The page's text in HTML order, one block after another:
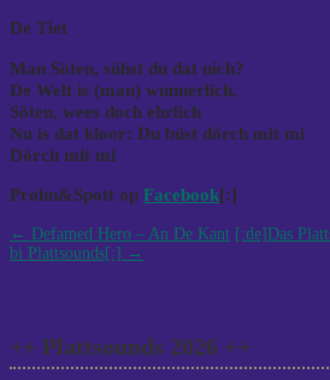
De Tiet
Man Söten, sühst du dat nich?
De Welt is (man) wunnerlich.
Söten, wees doch ehrlich
Nu is dat kloor: Du büst dörch mit mi
Dörch mit mi
Prohn&Spott op Facebook[:]
Post
navigation
← Defamed Hero – An De Kant [:de]Das
bi Plattsounds[:] →
++ Plattsounds 2026 ++